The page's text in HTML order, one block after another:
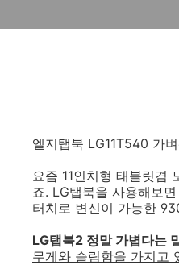
엘지탭북 LG11T540 가
요즘 11인치형 태블릿겸
죠. LG탭북을 사용해보
터치로 변신이 가능한
LG탭북2 정말 가볍다는
무게와 슬림함을 가지고